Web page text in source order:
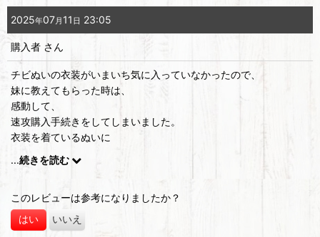
2025年07月 11 日 23:05
購入者 さん
チビぬいの衣装がいまいち気に入っていなかったので、
妹に教えてもらった時は、
感動して、
速攻購入手続きをしてしまいました。
衣装を着ているぬいに
どう着せるなかにも興味がありました。
...続きを読む
このレビューは参考になりましたか？
はい いいえ